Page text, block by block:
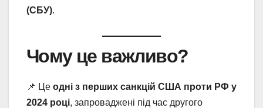
(СБУ).
Чому це важливо?
📌 Це одні з перших санкцій США проти РФ у
2024 році, запроваджені під час другого